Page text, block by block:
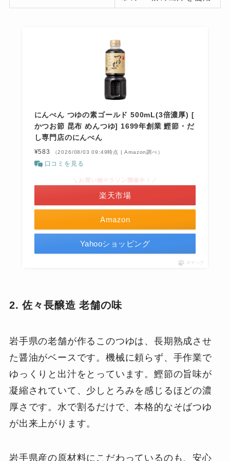
にんべん つゆの素ゴールド 500mL(3倍濃厚) [
かつお節 昆布 めんつゆ] 1699年創業 鰹節・だ
し専門店のにんべん
¥583 （2026/08/03 09:49時点 | Amazon調べ）
口コミを見る
Amazon
＼お買い物マラソン開催中！／
楽天市場
Yahooショッピング
ポチップ
2. 佐々長醸造 老舗の味
岩手県の老舗が作るこのつゆは、長期熟成させ
た醤油がベースです。機械に頼らず、手作業で
ゆっくりと出汁をとっています。鰹節の旨味が
凝縮されていて、少しとろみを感じるほどの濃
厚さです。水で割るだけで、本格的なそばつゆ
が出来上がります。
岩手県産の原材料にこだわっているのも、安心